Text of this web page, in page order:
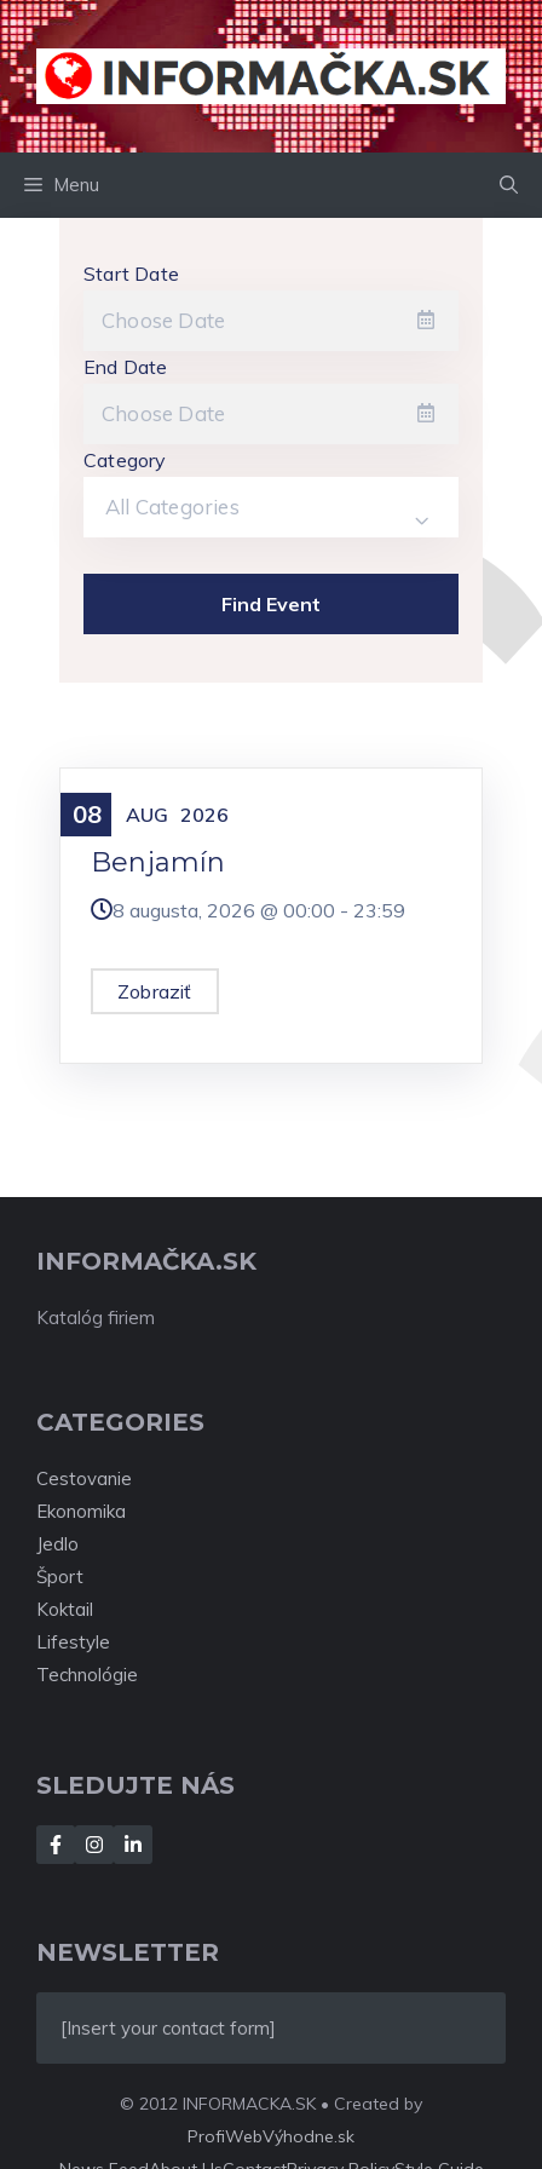
Preskočiť
na
obsah
Menu
Start Date
End Date
Category
All Categories
08 AUG 2026
Meniny
Benjamín
8 augusta, 2026 @ 00:00 - 23:59
Zobraziť
INFORMAČKA.SK
Katalóg firiem
CATEGORIES
Cestovanie
Ekonomika
Jedlo
Šport
Koktail
Lifestyle
Technológie
SLEDUJTE NÁS
NEWSLETTER
[Insert your contact form]
© 2012 INFORMACKA.SK • Created by
ProfiWebVýhodne.sk